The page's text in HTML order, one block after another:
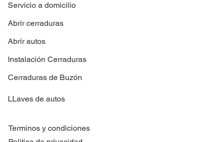
Servicio a domicilio
Abrir cerraduras
Abrir autos
Instalación Cerraduras
Cerraduras de Buzón
LLaves de autos
Terminos y condiciones